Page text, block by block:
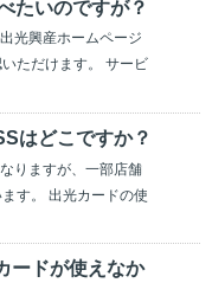
たいのですが？
光興産ホームページ
ただけます。 サービ
はどこですか？
りますが、一部店舗
す。 出光カードの使
ードが使えなか